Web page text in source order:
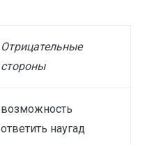
Отрицательные
стороны
возможность
ответить наугад